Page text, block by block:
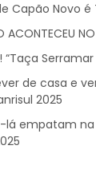
Capão Novo é
ACONTECEU
Serramar
de casa e
2025
lá empatam